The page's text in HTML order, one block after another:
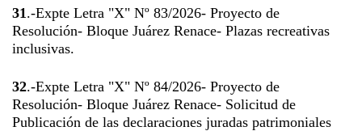
31.-Expte Letra "X" Nº 83/2026- Proyecto de
Resolución- Bloque Juárez Renace- Plazas recreativas
inclusivas.
32.-Expte Letra "X" Nº 84/2026- Proyecto de
Resolución- Bloque Juárez Renace- Solicitud de
Publicación de las declaraciones juradas patrimoniales